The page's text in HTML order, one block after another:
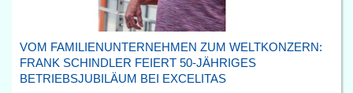
VOM FAMILIENUNTERNEHMEN ZUM WELTKONZERN:
FRANK SCHINDLER FEIERT 50-JÄHRIGES
BETRIEBSJUBILÄUM BEI EXCELITAS